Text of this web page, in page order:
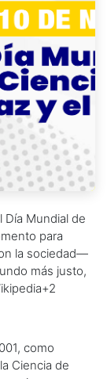
Día Mundial de
para
la sociedad—
más justo,
+2
como
Ciencia de